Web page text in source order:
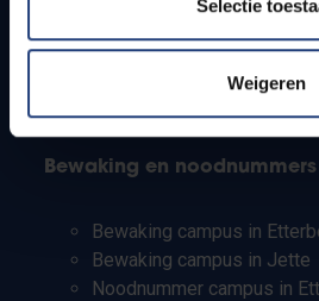
Selectie
Weigeren
PhD-studenten
Leerkrachten en
Bewaking en noodnummers
Bewaking campus in
Bewaking campus in Jette
Noodnummer campus in